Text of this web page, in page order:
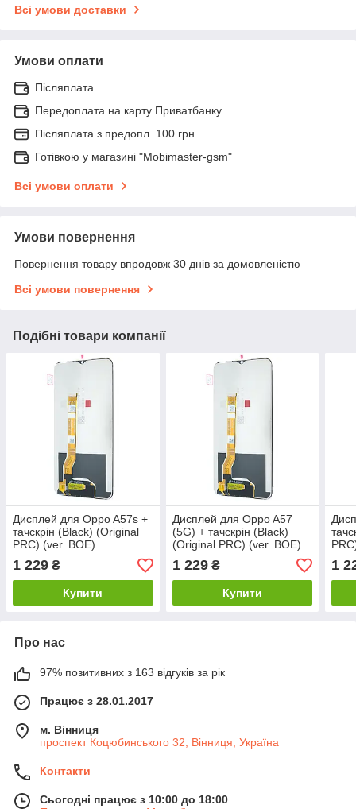
Всі умови доставки
Умови оплати
Післяплата
Передоплата на карту Приватбанку
Післяплата з предопл. 100 грн.
Готівкою у магазині "Mobimaster-gsm"
Всі умови оплати
Умови повернення
Повернення товару впродовж 30 днів за домовленістю
Всі умови повернення
Подібні товари компанії
Дисплей для Oppo A57s +
тачскрін (Black) (Original
PRC) (ver. BOE)
1 229 ₴
Купити
Дисплей для Oppo A57
(5G) + тачскрін (Black)
(Original PRC) (ver. BOE)
1 229₴
Купити
1
Про нас
97% позитивних з 163 відгуків за рік
Працює з 28.01.2017
м. Вінниця
проспект Коцюбинського 32, Вінниця, Україна
Контакти
Сьогодні працює з 10:00 до 18:00